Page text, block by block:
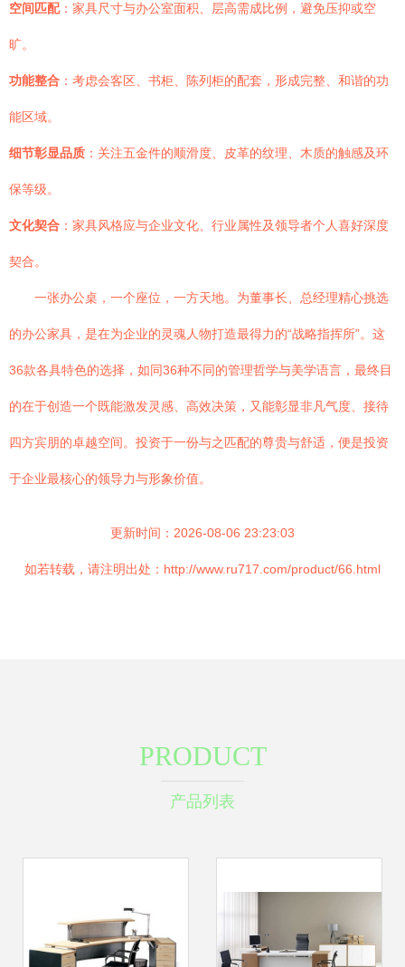
空间匹配：家具尺寸与办公室面积、层高需成比例，避免压抑或空
旷。
功能整合 ：考虑会客区、书柜、陈列柜的配套，形成完整、和谐的功
能区域。
细节彰显品质 ：关注五金件的顺滑度、皮革的纹理、木质的触感及环
保等级。
文化契合 ：家具风格应与企业文化、行业属性及领导者个人喜好深度
契合。
一张办公桌，一个座位，一方天地。为董事长、总经理精心挑选
的办公家具，是在为企业的灵魂人物打造最得力的“战略指挥所”。这
36款各具特色的选择，如同36种不同的管理哲学与美学语言，最终目
的在于创造一个既能激发灵感、高效决策，又能彰显非凡气度、接待
四方宾朋的卓越空间。投资于一份与之匹配的尊贵与舒适，便是投资
于企业最核心的领导力与形象价值。
更新时间：2026-08-06 23:23:03
如若转载，请注明出处：http://www.ru717.com/product/66.html
PRODUCT
产品列表